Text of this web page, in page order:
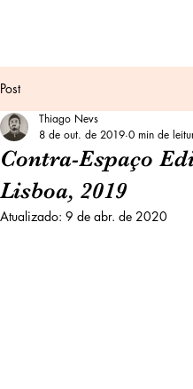
Post
Contra-Espaço
Lisboa, 2019
Thiago Nevs
8 de out. de 2019 0 min de
Atualizado: 9 de abr. de 2020